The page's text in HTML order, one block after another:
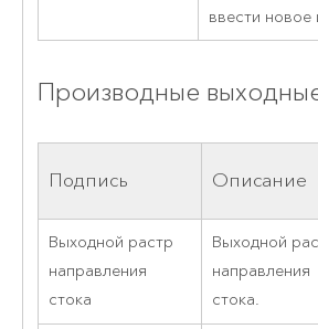
ввести новое
Производные
Подпись Описание
Выходной растр
направления
стока
Выходной
направления
стока.